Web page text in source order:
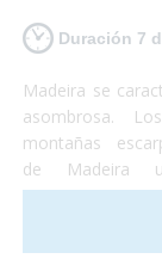
Duración 7
Madeira se
asombrosa.
montañas
de Madeira
vacaciones,
personas con
2017 la ciudad